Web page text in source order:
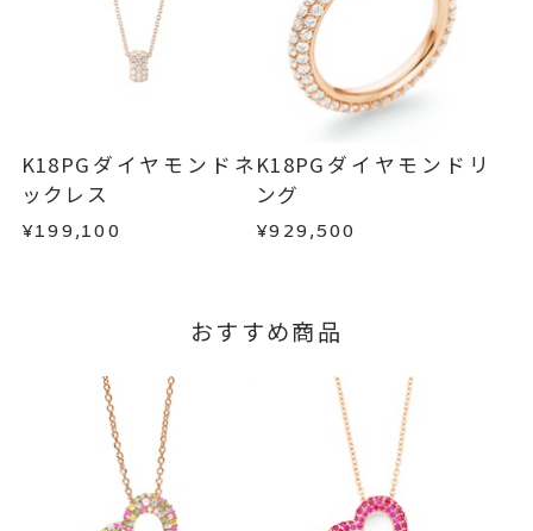
※連休等の都合上、通常よりお時
間がかかる場合がございます。
5文字まで文字入れ可能。
ハートの外側側面に刻印いたしま
す。
刻印字体
文字タイプA、文字タイプB、文字
い。事前に現在の納期状況を確認いたします。
お届け予定日はご注文から2営業日以内にメールに
こちら
商品の品質には万全を期しておりますが、万が一
不良品の場合、またはご注文のお品と異なる場合
は、早急に商品を交換させていただきます。
お手数ですが商品到着後7日間以内に、お電話また
はお問い合わせフォームよりご連絡ください。
この場合の返送料は弊社にて負担いたしますの
で、着払いにてご返送ください。
詳細はこちら
K18PGダイヤモンドネ
ックレス
¥199,100
K18PGダイヤモンドリ
ング
¥929,500
おすすめ商品